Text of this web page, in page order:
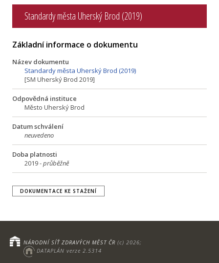
Standardy města Uherský Brod (2019)
Základní informace o dokumentu
Název dokumentu
Standardy města Uherský Brod (2019)
[SM Uherský Brod 2019]
Odpovědná instituce
Město Uherský Brod
Datum schválení
neuvedeno
Doba platnosti
2019 -průběžně
DOKUMENTACE KE STAŽENÍ
NÁRODNÍ SÍŤ ZDRAVÝCH MĚST ČR (c) 2026;
DATAPLÁN verze 2.5314